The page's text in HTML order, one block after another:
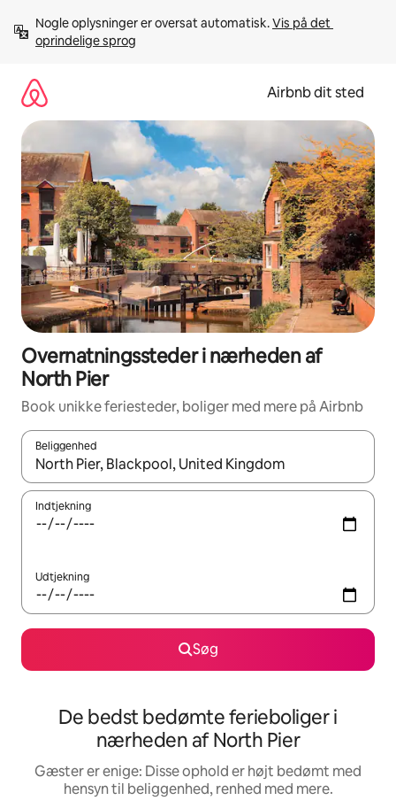
videre
Nogle oplysninger er oversat automatisk. Vis på det
oprindelige sprog
Airbnb dit sted
Overnatningssteder i nærheden af
North Pier
Book unikke feriesteder, boliger med mere på Airbnb
Beliggenhed
Når resultaterne er tilgængelige, skal du navigere med
Indtjekning
Udtjekning
Søg
De bedst bedømte ferieboliger i
nærheden af North Pier
Gæster er enige: Disse ophold er højt bedømt med
hensyn til beliggenhed, renhed med mere.